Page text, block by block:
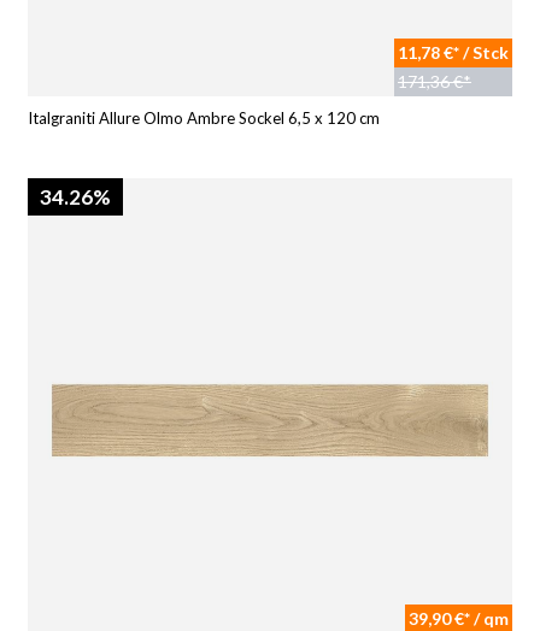
11,78 €* / Stck
171,36 €*
Italgraniti Allure Olmo Ambre Sockel 6,5 x 120 cm
34.26%
39,90 €* / qm